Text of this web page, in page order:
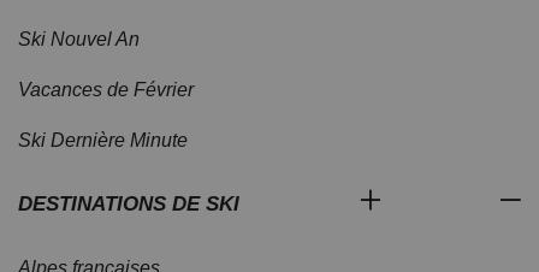
Ski Nouvel An
Vacances de Février
Ski Dernière Minute
DESTINATIONS DE SKI
Alpes françaises